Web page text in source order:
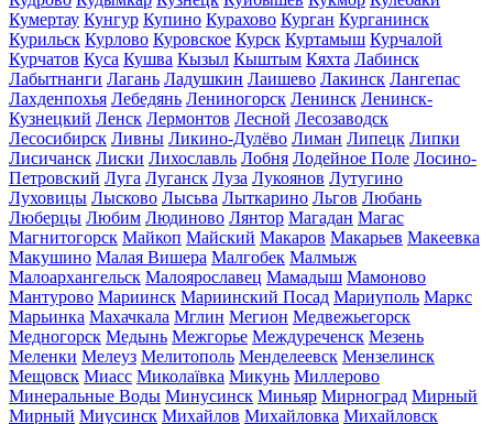
Кумертау Кунгур Купино Курахово Курган Курганинск
Курильск Курлово Куровское Курск Куртамыш Курчалой
Курчатов Куса Кушва Кызыл Кыштым Кяхта Лабинск
Лабытнанги Лагань Ладушкин Лаишево Лакинск Лангепас
Лахденпохья Лебедянь Лениногорск Ленинск Ленинск-
Кузнецкий Ленск Лермонтов Лесной Лесозаводск
Лесосибирск Ливны Ликино-Дулёво Лиман Липецк Липки
Лисичанск Лиски Лихославль Лобня Лодейное Поле Лосино-
Петровский Луга Луганск Луза Лукоянов Лутугино
Луховицы Лысково Лысьва Лыткарино Льгов Любань
Люберцы Любим Людиново Лянтор Магадан Магас
Магнитогорск Майкоп Майский Макаров Макарьев Макеевка
Макушино Малая Вишера Малгобек Малмыж
Малоархангельск Малоярославец Мамадыш Мамоново
Мантурово Мариинск Мариинский Посад Мариуполь Маркс
Марьинка Махачкала Мглин Мегион Медвежьегорск
Медногорск Медынь Межгорье Междуреченск Мезень
Меленки Мелеуз Мелитополь Менделеевск Мензелинск
Мещовск Миасс Миколаївка Микунь Миллерово
Минеральные Воды Минусинск Миньяр Мирноград Мирный
Мирный Миусинск Михайлов Михайловка Михайловск